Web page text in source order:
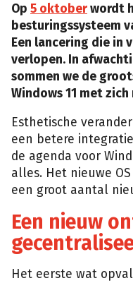
Op 5 oktoberwordt
besturingssysteem
Een lancering die in
verlopen. In
sommen we de
Windows 11 met
Esthetische
een betere
de agenda voor
alles. Het nieuwe
een groot aantal
Een nieuw
Het eerste wat